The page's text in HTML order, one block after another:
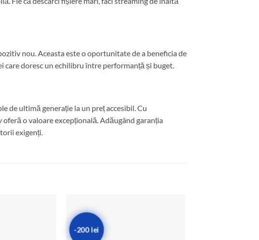
nou. Aceasta este o oportunitate de a beneficia de
doresc un echilibru între performanță și buget.
de ultimă generație la un preț accesibil. Cu
o valoare excepțională. Adăugând garanția
exigenți.
-200 lei